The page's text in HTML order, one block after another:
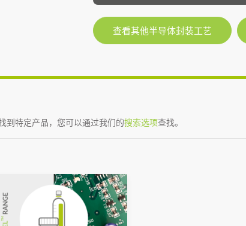
查看其他半导体封装工艺
到特定产品，您可以通过我们的搜索选项查找。